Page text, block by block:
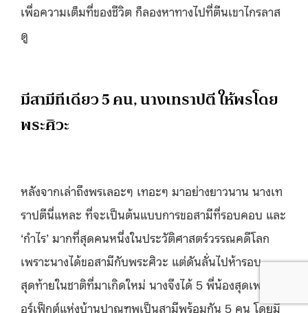
เพื่อความเต็มที่ของชีวิต ก็ลองหาทางไปที่ตีนเขาไกรลาส
ดู
มีสามีทีเดียว 5 คน, นางเทราปตี ให้พรโดย
พระศิวะ
หลังจากเล่าถึงพรเลอะๆ เทอะๆ มาอย่างยาวนาน นางเท
ราปตีนี่แหละ ที่จะเป็นต้นแบบการขอสามีที่รอบคอบ และ
‘กำไร’ มากที่สุดคนหนึ่งในประวัติศาสตร์วรรณคดีโลก
เพราะนางได้ขอสามีกับพระศิวะ แต่ดันลั่นไปห้ารอบ
สุดท้ายในชาติที่มาเกิดใหม่ นางจึงได้ 5 พี่น้องสุดเพ
อร์เฟ็กต์แห่งบ้านปาณฑพเป็นสามีพร้อมกัน 5 คน โดยมี